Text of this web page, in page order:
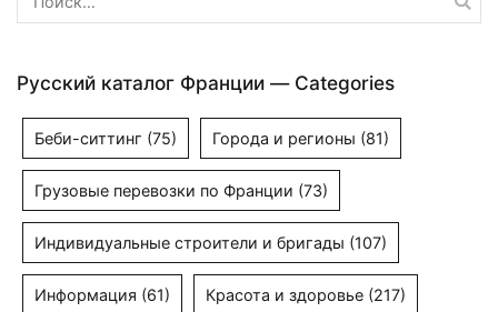
Русский каталог Франции — Categories
Беби-ситтинг (75) Города и регионы (81)
Грузовые перевозки по Франции (73)
Индивидуальные строители и бригады (107)
Информация (61) Красота и здоровье (217)